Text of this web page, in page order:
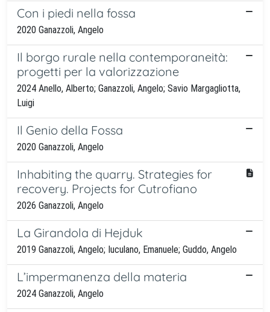
Con i piedi nella fossa
2020 Ganazzoli, Angelo
Il borgo rurale nella contemporaneità:
progetti per la valorizzazione
2024 Anello, Alberto; Ganazzoli, Angelo; Savio Margagliotta,
Luigi
Il Genio della Fossa
2020 Ganazzoli, Angelo
Inhabiting the quarry. Strategies for
recovery. Projects for Cutrofiano
2026 Ganazzoli, Angelo
La Girandola di Hejduk
2019 Ganazzoli, Angelo; Iuculano, Emanuele; Guddo, Angelo
L’impermanenza della materia
2024 Ganazzoli, Angelo